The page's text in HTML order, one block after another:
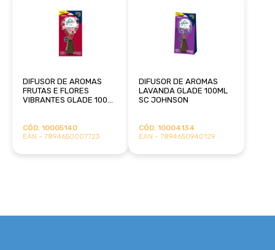
DIFUSOR DE AROMAS
FRUTAS E FLORES
VIBRANTES GLADE 100ML
CÓD. 10005140
EAN - 7894650007723
DIFUSOR DE AROMAS
LAVANDA GLADE 100ML
SC JOHNSON
CÓD. 10004134
EAN - 7894650940129